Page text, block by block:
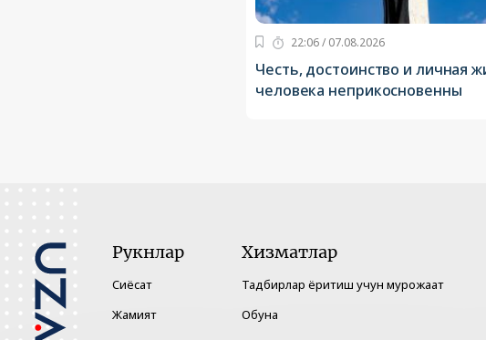
22:06 / 07.08.2026
Честь, достоинство и личная
человека неприкосновенны
Рукнлар
Сиёсат
Жамият
Хизматлар
Тадбирлар ёритиш учун мурожаат
Обуна